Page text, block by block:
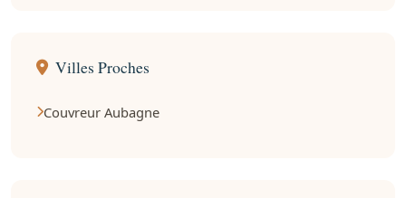
Villes Proches
Couvreur Aubagne